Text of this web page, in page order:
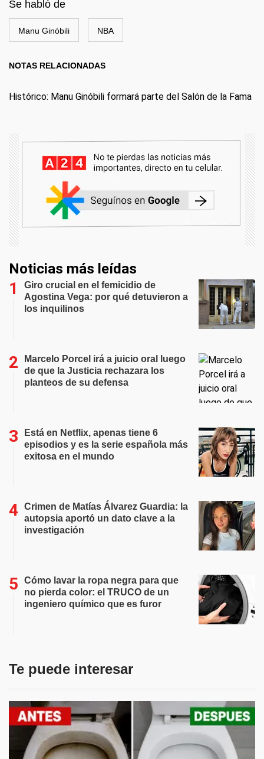
Se habló de
Manu Ginóbili NBA
NOTAS RELACIONADAS
Histórico: Manu Ginóbili formará parte del Salón de la Fama
Noticias más leídas
Giro crucial en el femicidio de
Agostina Vega: por qué detuvieron a
los inquilinos
Marcelo Porcel irá a juicio oral luego
de que la Justicia rechazara los
planteos de su defensa
Está en Netflix, apenas tiene 6
episodios y es la serie española más
exitosa en el mundo
Crimen de Matías Álvarez Guardia: la
autopsia aportó un dato clave a la
investigación
Cómo lavar la ropa negra para que
no pierda color: el TRUCO de un
ingeniero químico que es furor
Te puede interesar